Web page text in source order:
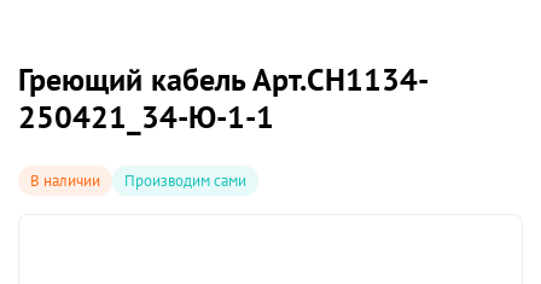
В наличии Производим сами
Греющий кабель Арт.СН1134-
250421_34-Ю-1-1